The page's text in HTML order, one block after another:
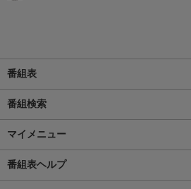
番組表
番組検索
マイメニュー
番組表ヘルプ